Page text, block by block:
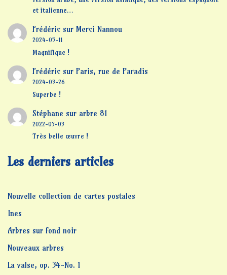
et italienne…
Frédéricsur Merci Nannou
2024-05-11
Magnifique !
Frédéricsur Paris, rue de Paradis
2024-03-26
Superbe !
Stéphane sur arbre 81
2022-05-03
Très belle œuvre !
Les derniers articles
Nouvelle collection de cartes postales
Ines
Arbres sur fond noir
Nouveaux arbres
La valse, op. 34-No. 1